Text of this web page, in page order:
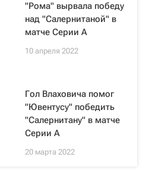
"Рома" вырвала победу
над "Салернитаной" в
матче Серии А
10 апреля 2022
Гол Влаховича помог
"Ювентусу" победить
"Салернитану" в матче
Серии А
20 марта 2022